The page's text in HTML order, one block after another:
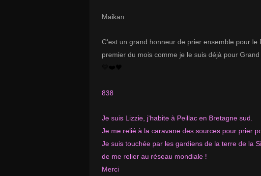
Maikan
C'est un grand honneur de prier ensemble pour
premier du mois comme je le suis déjà pour
838
Je suis Lizzie, j'habite à Peillac en Bretagne sud.
Je me relié à la caravane des sources pour prier
Je suis touchée par les gardiens de la terre de la
de me relier au réseau mondiale !
Merci